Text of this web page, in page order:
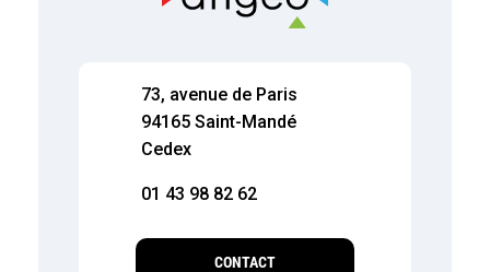
73, avenue de Paris
94165 Saint-Mandé
Cedex
01 43 98 82 62
CONTACT